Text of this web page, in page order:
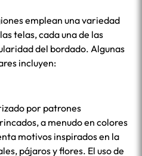
emplean una variedad
telas, cada una de las
del bordado. Algunas
incluyen:
por patrones
a menudo en colores
motivos inspirados en la
pájaros y flores. El uso de